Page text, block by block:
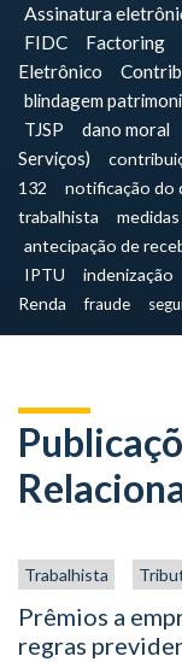
Assinatura
FIDC Factoring
Eletrônico
blindagem
TJSP
dano moral
Serviços)
132
notificação do
trabalhista
antecipação de
IPTU
indenização
Renda
fraude
Trabalhista
Prêmios a
regras